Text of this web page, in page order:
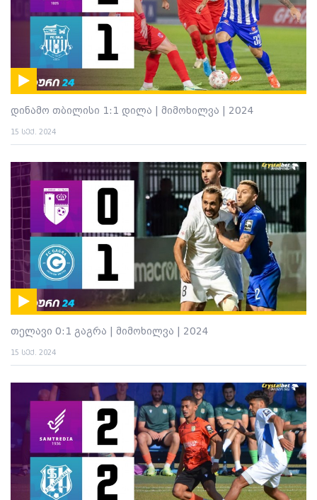
დინამო თბილისი 1:1 დილა | მიმოხილვა | 2024
15 სექ. 2024
თელავი 0:1 გაგრა | მიმოხილვა | 2024
15 სექ. 2024